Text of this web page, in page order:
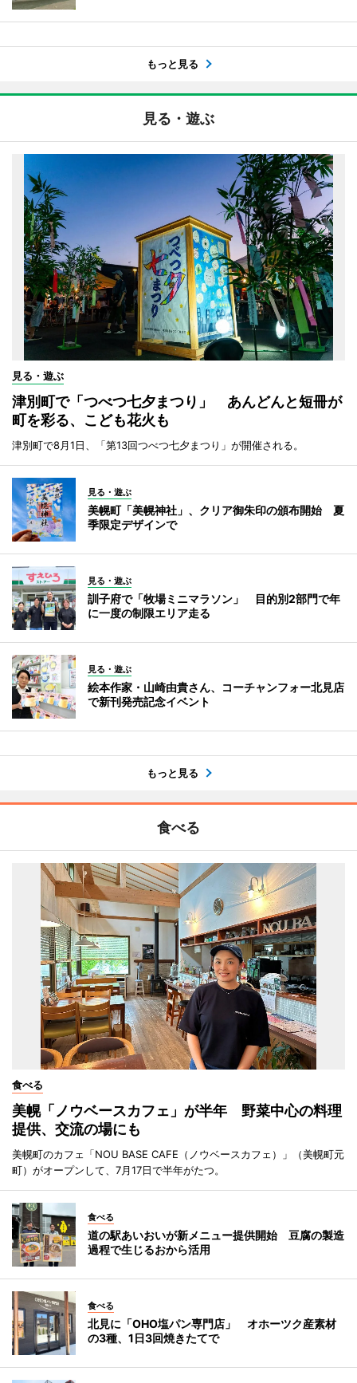
もっと見る
見る・遊ぶ
見る・遊ぶ
津別町で「つべつ七夕まつり」 あんどんと短冊が
町を彩る、こども花火も
津別町で8月1日、「第13回つべつ七夕まつり」が開催される。
見る・遊ぶ
美幌町「美幌神社」、クリア御朱印の頒布開始 夏
季限定デザインで
見る・遊ぶ
訓子府で「牧場ミニマラソン」 目的別2部門で年
に一度の制限エリア走る
見る・遊ぶ
絵本作家・山崎由貴さん、コーチャンフォー北見店
で新刊発売記念イベント
もっと見る
食べる
食べる
美幌「ノウベースカフェ」が半年 野菜中心の料理
提供、交流の場にも
美幌町のカフェ「NOU BASE CAFE（ノウベースカフェ）」（美幌町元
町）がオープンして、7月17日で半年がたつ。
食べる
道の駅あいおいが新メニュー提供開始 豆腐の製造
過程で生じるおから活用
食べる
北見に「OHO塩パン専門店」 オホーツク産素材
の3種、1日3回焼きたてで